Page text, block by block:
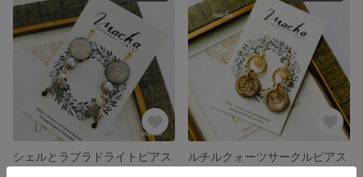
シェルとラブラドライトピアス
ルチルクォーツサークルピアス